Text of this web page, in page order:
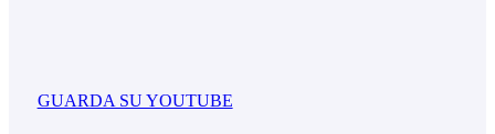
GUARDA SU YOUTUBE